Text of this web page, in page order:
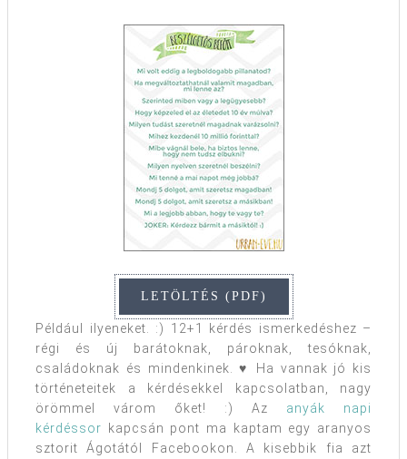
Például ilyeneket. :) 12+1 kérdés ismerkedéshez –
régi és új barátoknak, pároknak, tesóknak,
családoknak és mindenkinek. ♥ Ha vannak jó kis
történeteitek a kérdésekkel kapcsolatban, nagy
örömmel várom őket! :) Az anyák napi
kérdéssor kapcsán pont ma kaptam egy aranyos
sztorit Ágotától Facebookon. A kisebbik fia azt